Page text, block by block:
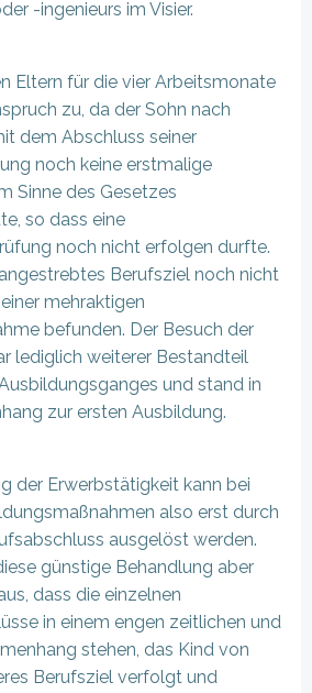
-ingenieurs im Visier.
Eltern für die vier Arbeitsmonate
zu, da der Sohn nach
dem Abschluss seiner
noch keine erstmalige
Sinne des Gesetzes
so dass eine
noch nicht erfolgen durfte.
Berufsziel noch nicht
mehraktigen
befunden. Der Besuch der
lediglich weiterer Bestandteil
und stand in
zur ersten Ausbildung.
der Erwerbstätigkeit kann bei
also erst durch
ausgelöst werden.
günstige Behandlung aber
dass die einzelnen
in einem engen zeitlichen und
stehen, das Kind von
Berufsziel verfolgt und